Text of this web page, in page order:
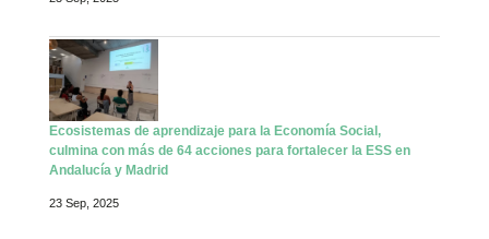
Ecosistemas de aprendizaje para la Economía Social,
culmina con más de 64 acciones para fortalecer la ESS en
Andalucía y Madrid
23 Sep, 2025